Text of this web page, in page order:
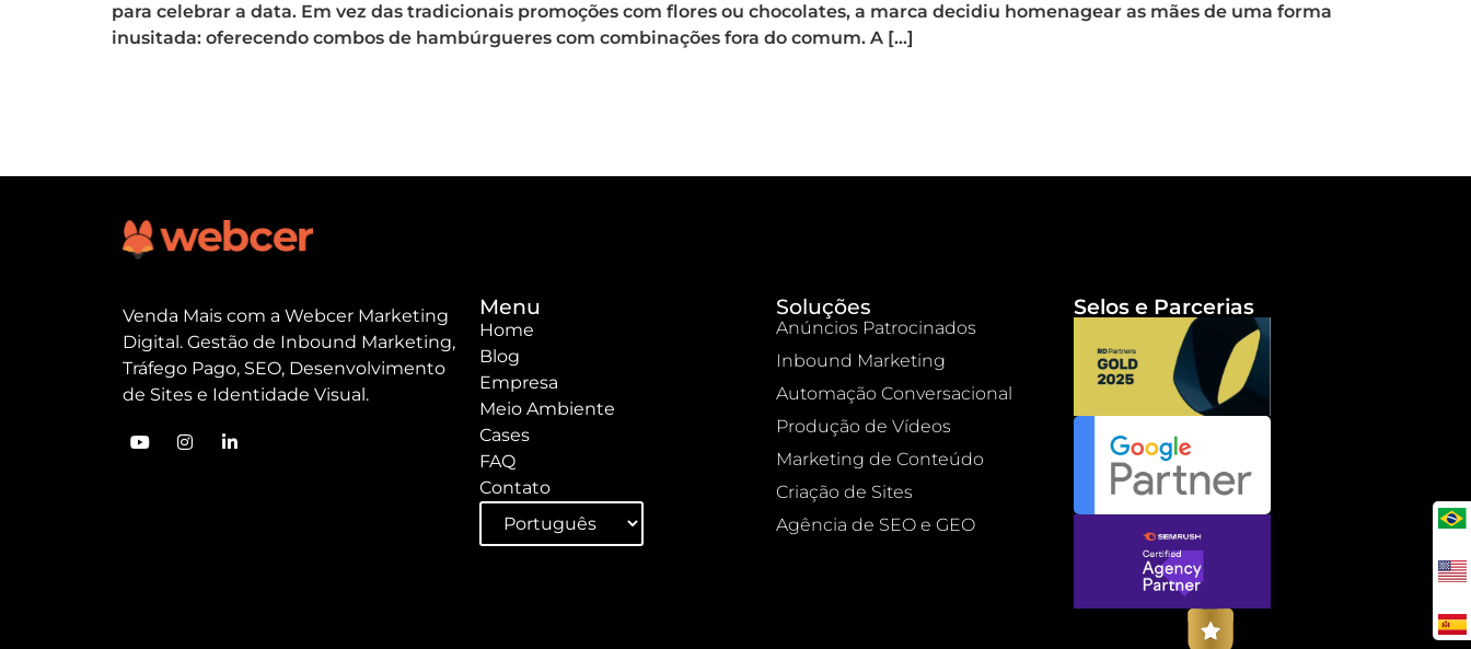
para celebrar a data. Em vez das tradicionais promoções com flores ou chocolates, a marca decidiu homenagear as mães de uma forma
inusitada: oferecendo combos de hambúrgueres com combinações fora do comum. A […]
Venda Mais com a Webcer Marketing
Digital. Gestão de Inbound Marketing,
Tráfego Pago, SEO, Desenvolvimento
de Sites e Identidade Visual.
Menu
Home
Blog
Empresa
Meio Ambiente
Cases
FAQ
Contato
Soluções
Anúncios Patrocinados
Inbound Marketing
Automação Conversacional
Produção de Vídeos
Marketing de Conteúdo
Criação de Sites
Agência de SEO e GEO
Selos e Parcerias